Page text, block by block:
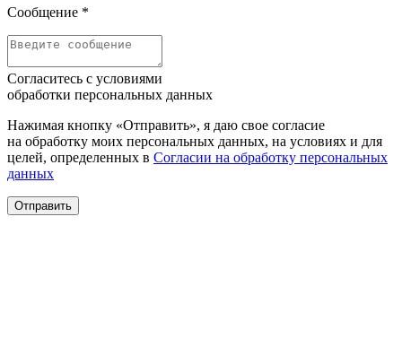
Сообщение *
Согласитесь с условиями
обработки персональных данных
Нажимая кнопку «Отправить», я даю свое согласие
на обработку моих персональных данных, на условиях и для
целей, определенных в Согласии на обработку персональных
данных
Отправить